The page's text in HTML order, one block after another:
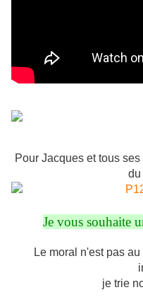
Pour Jacques et tous
du
Je vous souhaite
Le moral n'est pas
je trie